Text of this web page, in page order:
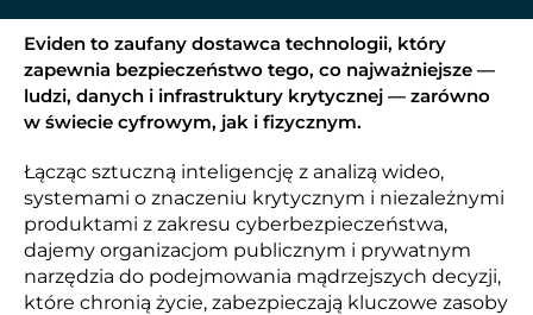
Eviden to zaufany dostawca technologii, który
zapewnia bezpieczeństwo tego, co najważniejsze —
ludzi, danych i infrastruktury krytycznej — zarówno
w świecie cyfrowym, jak i fizycznym.
Łącząc sztuczną inteligencję z analizą wideo,
systemami o znaczeniu krytycznym i niezależnymi
produktami z zakresu cyberbezpieczeństwa,
dajemy organizacjom publicznym i prywatnym
narzędzia do podejmowania mądrzejszych decyzji,
które chronią życie, zabezpieczają kluczowe zasoby